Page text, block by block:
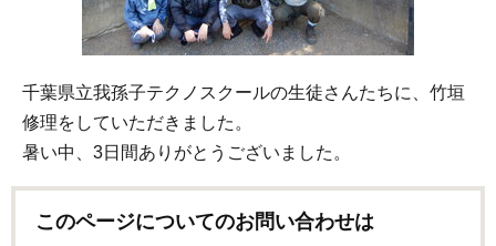
千葉県立我孫子テクノスクールの生徒さんたちに、竹垣
修理をしていただきました。
暑い中、3日間ありがとうございました。
このページについてのお問い合わせは